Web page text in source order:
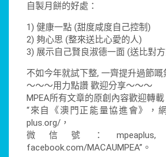
自製月餅的好處：
1) 健康一點 (甜度咸度自己控制)
2) 夠心思 (整來送比心愛的人)
3) 展示自己賢良淑德一面 (送比對
不如今年就試下整, 一齊提升過節嘅
～～～用力點讚 歡迎分享～～～
MPEA所有文章的原創內容歡迎轉載
“來自《澳門正能量協進會》，
plus.org/，
微信號：mpeaplus,
facebook.com/MACAUMPEA”。